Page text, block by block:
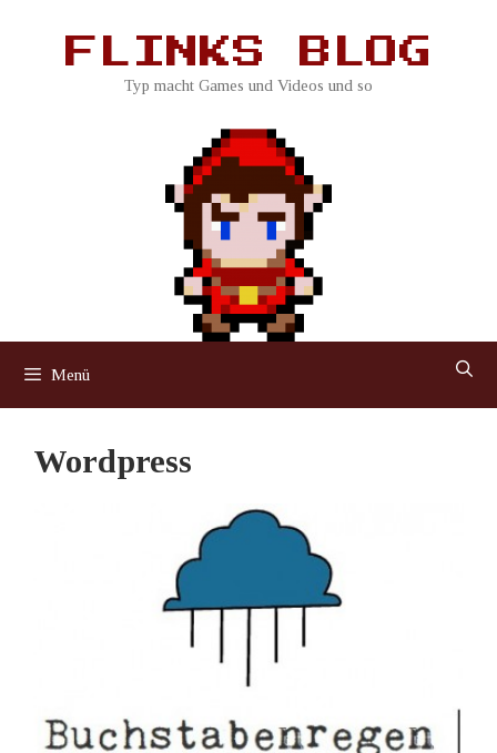
FLINKS BLOG
Typ macht Games und Videos und so
Menü
Wordpress